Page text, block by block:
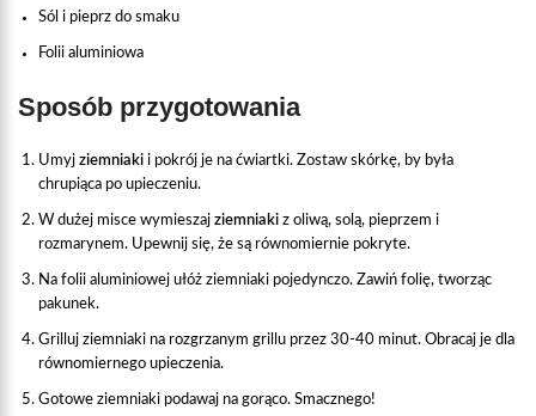
Sól i pieprz do smaku
Folii aluminiowa
Sposób przygotowania
Umyj ziemniaki i pokrój je na ćwiartki. Zostaw skórkę, by była
chrupiąca po upieczeniu.
W dużej misce wymieszaj ziemniaki z oliwą, solą, pieprzem i
rozmarynem. Upewnij się, że są równomiernie pokryte.
Na folii aluminiowej ułóż ziemniaki pojedynczo. Zawiń folię, tworząc
pakunek.
Grilluj ziemniaki na rozgrzanym grillu przez 30-40 minut. Obracaj je dla
równomiernego upieczenia.
Gotowe ziemniaki podawaj na gorąco. Smacznego!